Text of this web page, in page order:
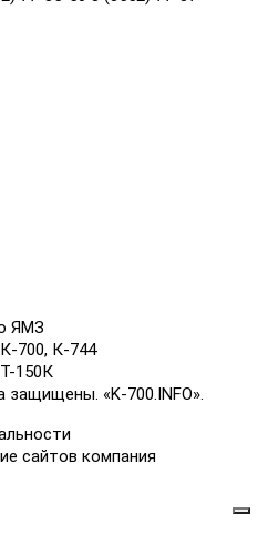
ЯМЗ
700, К-744
150К
защищены. «K-700.INFO».
сайтов компания